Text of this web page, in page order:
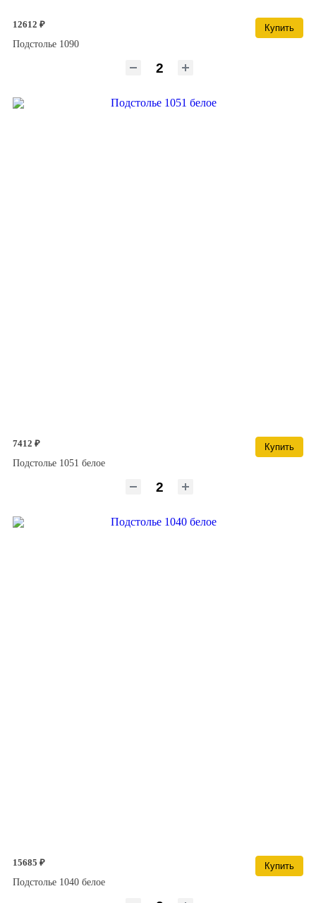
12612 ₽
Купить
Подстолье 1090
7412 ₽
Купить
Подстолье 1051 белое
15685 ₽
Купить
Подстолье 1040 белое